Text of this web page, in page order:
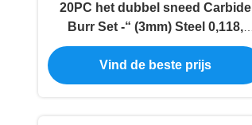
20PC het dubbel sneed Carbide
Burr Set -“ (3mm) Steel 0,118,
Roterende Hulpmiddel Scherpe
Bramen
Vind de beste prijs